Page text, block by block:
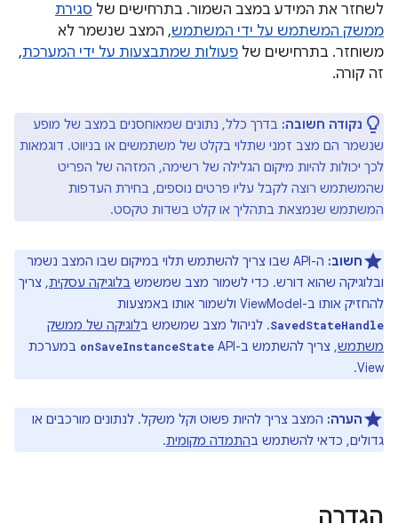
לשחזר את המידע במצב השמור. בתרחישים של סגירת
ממשק המשתמש על ידי המשתמש, המצב שנשמר לא
משוחזר. בתרחישים של פעולות שמתבצעות על ידי המערכת,
זה קורה.
נקודה חשובה: בדרך כלל, נתונים שמאוחסנים במצב של מופע
שנשמר הם מצב זמני שתלוי בקלט של משתמשים או בניווט. דוגמאות
לכך יכולות להיות מיקום הגלילה של רשימה, המזהה של הפריט
שהמשתמש רוצה לקבל עליו פרטים נוספים, בחירת העדפות
המשתמש שנמצאת בתהליך או קלט בשדות טקסט.
חשוב:
ה-API שבו צריך להשתמש תלוי במיקום שבו המצב נשמר
ובלוגיקה שהוא דורש. כדי לשמור מצב שמשמש בלוגיקה עסקית, צריך
להחזיק אותו ב-ViewModel ולשמור אותו באמצעות
SavedStateHandle. לניהול מצב שמשמש בלוגיקה של ממשק
משתמש, צריך להשתמש ב-API‏ onSaveInstanceState במערכת
View.
הערה: המצב צריך להיות פשוט וקל משקל. לנתונים מורכבים או
גדולים, כדאי להשתמש בהתמדה מקומית.
הגדרה